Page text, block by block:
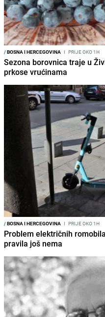
/BOSNA I HERCEGOVINA I PRIJE OKO 1H
Sezona borovnica traje u
prkose vrućinama
/BOSNA I HERCEGOVINA I PRIJE OKO 1H
Problem električnih
pravila još nema